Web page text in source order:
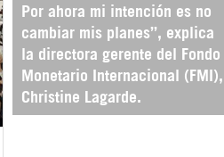
Por ahora mi intención es no
cambiar mis planes”, explica
la directora gerente del Fondo
Monetario Internacional (FMI),
Christine Lagarde.